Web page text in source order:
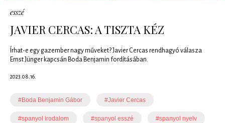
esszé
JAVIER CERCAS: A TISZTA KÉZ
Írhat-e egy gazember nagy műveket? Javier Cercas rendhagyó válasza
Ernst Jünger kapcsán Boda Benjamin fordításában.
2023.08.16.
#Boda Benjamin Gábor #Javier Cercas
#spanyol irodalom #spanyol esszé #spanyol nyelv